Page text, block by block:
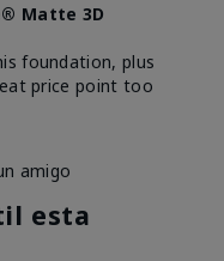
Matte 3D
foundation, plus
price point too
amigo
esta